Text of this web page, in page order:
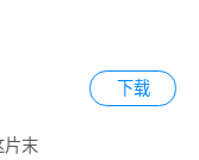
下载
片末